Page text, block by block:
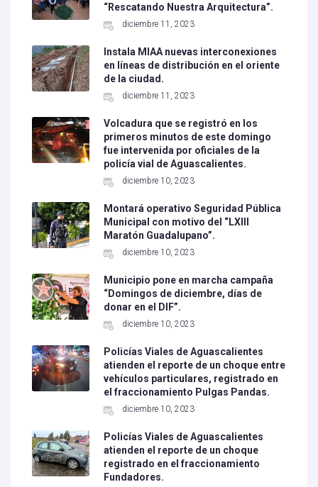
“Rescatando Nuestra Arquitectura”.
diciembre 11, 2023
Instala MIAA nuevas interconexiones
en líneas de distribución en el oriente
de la ciudad.
diciembre 11, 2023
Volcadura que se registró en los
primeros minutos de este domingo
fue intervenida por oficiales de la
policía vial de Aguascalientes.
diciembre 10, 2023
Montará operativo Seguridad Pública
Municipal con motivo del “LXIII
Maratón Guadalupano”.
diciembre 10, 2023
Municipio pone en marcha campaña
“Domingos de diciembre, días de
donar en el DIF”.
diciembre 10, 2023
Policías Viales de Aguascalientes
atienden el reporte de un choque entre
vehículos particulares, registrado en
el fraccionamiento Pulgas Pandas.
diciembre 10, 2023
Policías Viales de Aguascalientes
atienden el reporte de un choque
registrado en el fraccionamiento
Fundadores.